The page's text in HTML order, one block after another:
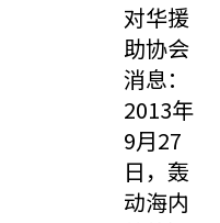
对华援
助协会
消息：
2013年
9月27
日，轰
动海内